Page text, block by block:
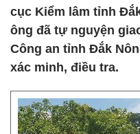
cục Kiểm lâm tỉnh
ông đã tự nguyện
Công an tỉnh Đắk
xác minh, điều tra.